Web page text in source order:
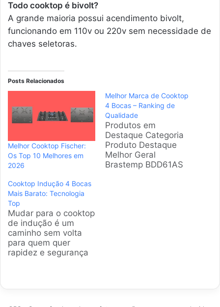
Todo cooktop é bivolt?
A grande maioria possui acendimento bivolt,
funcionando em 110v ou 220v sem necessidade de
chaves seletoras.
Posts Relacionados
Melhor Cooktop Fischer:
Os Top 10 Melhores em
2026
Melhor Marca de Cooktop
4 Bocas – Ranking de
Qualidade
Produtos em
Destaque Categoria
Produto Destaque
Melhor Geral
Brastemp BDD61AS
pouco espaço e
Cooktop Indução 4 Bocas
Mais Barato: Tecnologia
Top
Mudar para o cooktop
de indução é um
caminho sem volta
para quem quer
rapidez e segurança
melhores notas no